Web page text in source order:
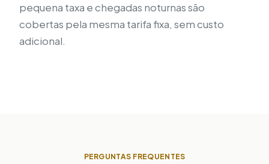
pequena taxa e chegadas noturnas são
cobertas pela mesma tarifa fixa, sem custo
adicional.
PERGUNTAS FREQUENTES